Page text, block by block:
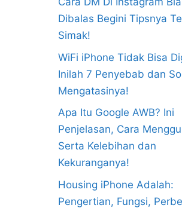
Dibalas Begini Tipsnya
Simak!
WiFi iPhone Tidak Bisa
Inilah 7 Penyebab dan
Mengatasinya!
Apa Itu Google AWB? Ini
Penjelasan, Cara
Serta Kelebihan dan
Kekuranganya!
Housing iPhone Adalah:
Pengertian, Fungsi,